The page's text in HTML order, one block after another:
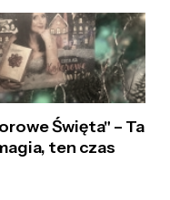
Święta" – Ta
ten czas